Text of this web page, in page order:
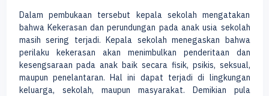
Dalam pembukaan tersebut kepala sekolah mengatakan
bahwa Kekerasan dan perundungan pada anak usia sekolah
masih sering terjadi. Kepala sekolah menegaskan bahwa
perilaku kekerasan akan menimbulkan penderitaan dan
kesengsaraan pada anak baik secara fisik, psikis, seksual,
maupun penelantaran. Hal ini dapat terjadi di lingkungan
keluarga, sekolah, maupun masyarakat. Demikian pula